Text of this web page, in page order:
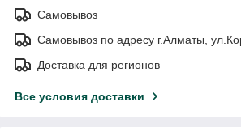
Самовывоз
Самовывоз по адресу г.Алматы,
Доставка для регионов
Все условия доставки